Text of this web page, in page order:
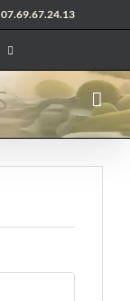
07.69.67.24.13